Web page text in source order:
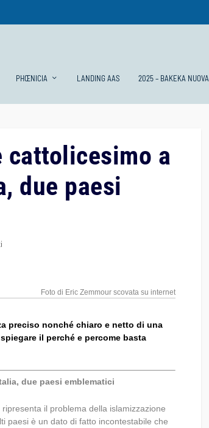
PHŒNICIA LANDING AAS 2025 – BAKEKA NUOVA
cattolicesimo a
due paesi
Foto di Eric Zemmour scovata su internet
preciso nonché chiaro e netto di una
il perché e percome basta
due paesi emblematici
il problema della islamizzazione
paesi è un dato di fatto incontestabile che